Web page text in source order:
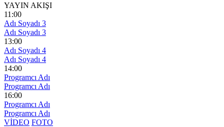
YAYIN AKIŞI
11:00
Adı Soyadı 3
Adı Soyadı 3
13:00
Adı Soyadı 4
Adı Soyadı 4
14:00
Programcı Adı
Programcı Adı
16:00
Programcı Adı
Programcı Adı
VİDEO FOTO